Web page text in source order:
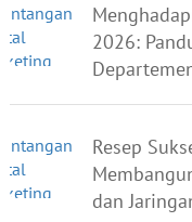
2026:
Resep
dan